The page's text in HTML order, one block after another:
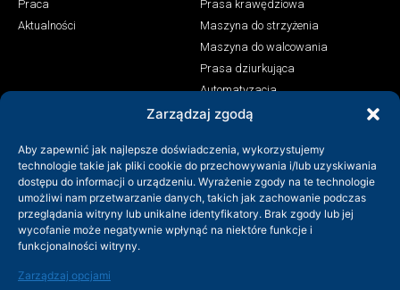
Zarządzaj zgodą
Aby zapewnić jak najlepsze doświadczenia, wykorzystujemy
technologie takie jak pliki cookie do przechowywania i/lub uzyskiwania
dostępu do informacji o urządzeniu. Wyrażenie zgody na te technologie
umożliwi nam przetwarzanie danych, takich jak zachowanie podczas
przeglądania witryny lub unikalne identyfikatory. Brak zgody lub jej
wycofanie może negatywnie wpłynąć na niektóre funkcje i
funkcjonalności witryny.
Zarządzaj opcjami
Praca
Aktualności
Prasa krawędziowa
Maszyna do strzyżenia
Maszyna do walcowania
Prasa dziurkująca
Automatyzacja
Maszyna do spawania laserowego
Kontakt
+86-158-9507-5134
info@shenchong.com
Tianshun Road, Yangshan Industrial Park, Wuxi, Jiangsu,
Chiny 214156